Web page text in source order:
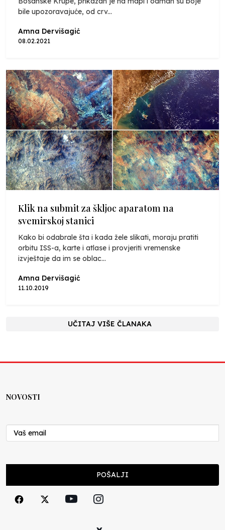
bile upozoravajuće, od crv...
Amna Dervišagić
08.02.2021
Klik na submit za škljoc aparatom na
svemirskoj stanici
Kako bi odabrale šta i kada žele slikati, moraju pratiti
orbitu ISS-a, karte i atlase i provjeriti vremenske
izvještaje da im se oblac...
Amna Dervišagić
11.10.2019
UČITAJ VIŠE ČLANAKA
NOVOSTI
POŠALJI